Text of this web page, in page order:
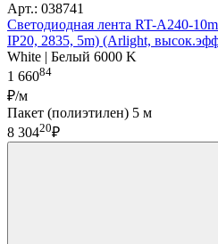
Арт.: 038741
Светодиодная лента RT-A240-
IP20, 2835, 5m) (Arlight,
White | Белый 6000 K
1 66084
₽/м
Пакет (полиэтилен) 5 м
8 30420₽